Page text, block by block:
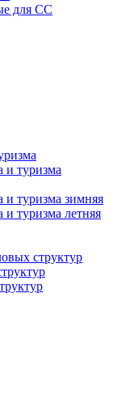
для СС
и туризма
и туризма зимняя
туризма летняя
структур